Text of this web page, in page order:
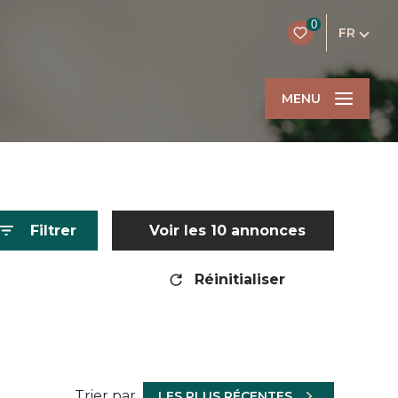
0
FR
MENU
Filtrer Voir les 10 annonces
Réinitialiser